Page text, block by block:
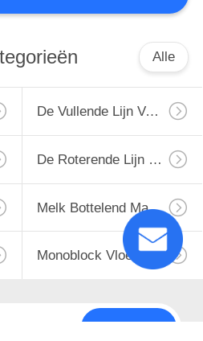
Alle
De Vullende Lijn Van De Monoblockmelk
De Roterende Lijn Van Het Melkflessenvullen
Melk Bottelend Materiaal
Monoblock Vloeibare Het Vullen Machine